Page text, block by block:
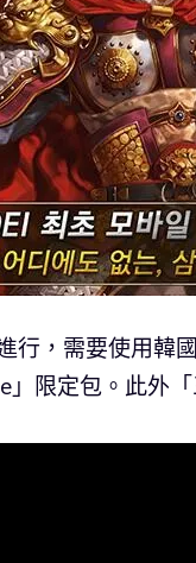
行，需要使用韓
」限定包。此外